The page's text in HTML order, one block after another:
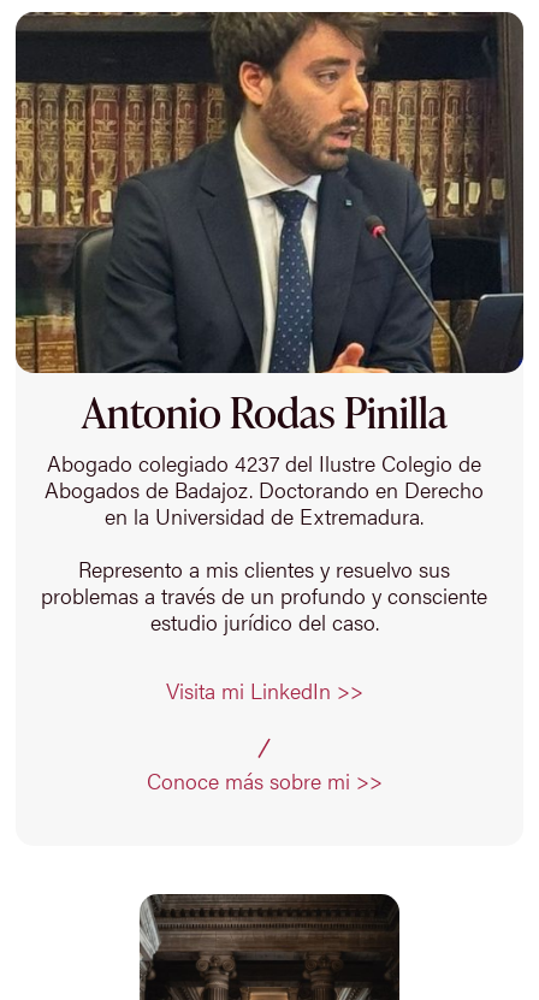
Antonio Rodas Pinilla
Abogado colegiado 4237 del Ilustre Colegio de
Abogados de Badajoz. Doctorando en Derecho
en la Universidad de Extremadura.
Represento a mis clientes y resuelvo sus
problemas a través de un profundo y consciente
estudio jurídico del caso.
Visita mi LinkedIn >>
Conoce más sobre mi >>